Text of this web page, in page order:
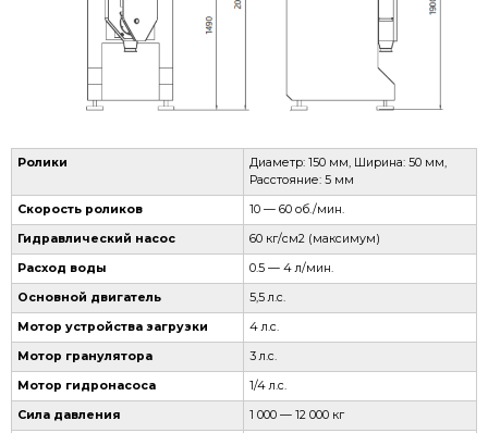
Ролики
Диаметр: 150 мм, Ширина: 50 мм,
Расстояние: 5 мм
Скорость роликов 10 — 60 об./мин.
Гидравлический насос 60 кг/см2 (максимум)
Расход воды 0.5 — 4 л/мин.
Основной двигатель 5,5 л.с.
Мотор устройства загрузки 4 л.с.
Мотор гранулятора 3 л.с.
Мотор гидронасоса 1/4 л.с.
Сила давления 1 000 — 12 000 кг